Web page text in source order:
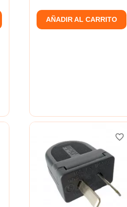
AÑADIR AL CARRITO
favorite_border
favorite_border
favorite_border